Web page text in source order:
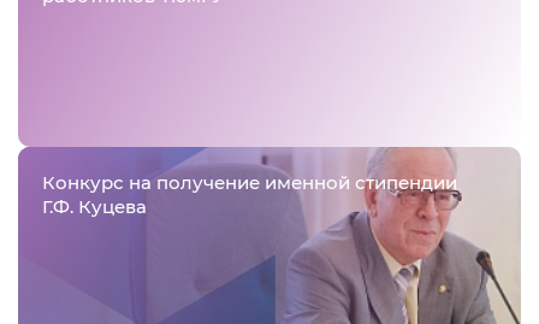
Конкурс на получение именной стипендии
Г.Ф. Куцева